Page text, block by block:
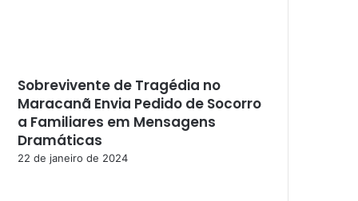
Sobrevivente de Tragédia no
Maracanã Envia Pedido de Socorro
a Familiares em Mensagens
Dramáticas
22 de janeiro de 2024